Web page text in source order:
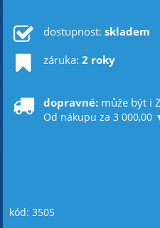
dostupnost: skladem
záruka: 2 roky
dopravné: může být i
Od nákupu za 3 000,00
kód: 3505